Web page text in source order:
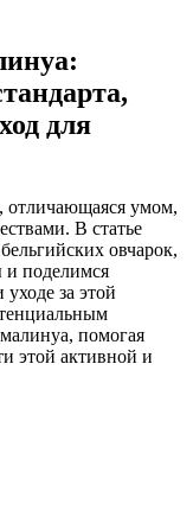
для
отличающаяся умом,
В статье
овчарок,
и поделимся
за этой
помогая
этой активной и